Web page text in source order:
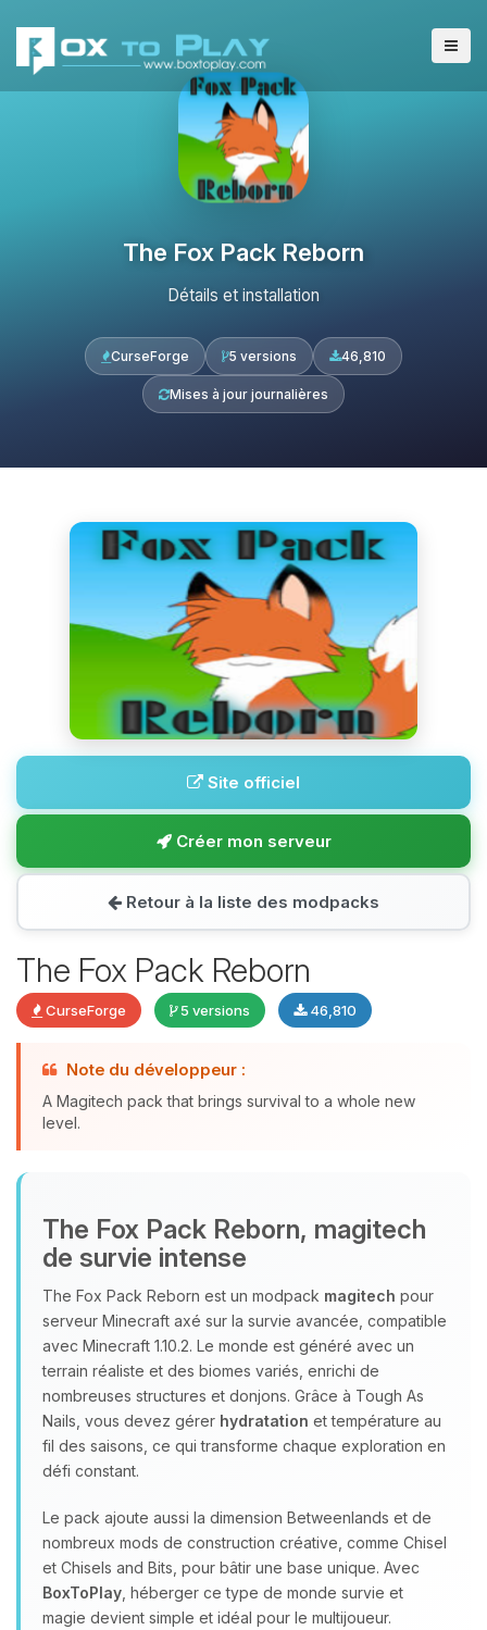
The Fox Pack Reborn
Détails et installation
CurseForge 5 versions 46,810
Mises à jour journalières
Site officiel
Créer mon serveur
Retour à la liste des modpacks
The Fox Pack Reborn
CurseForge 5 versions 46,810
Note du développeur :
A Magitech pack that brings survival to a whole new
level.
The Fox Pack Reborn, magitech
de survie intense
The Fox Pack Reborn est un modpack magitech pour
serveur Minecraft axé sur la survie avancée, compatible
avec Minecraft 1.10.2. Le monde est généré avec un
terrain réaliste et des biomes variés, enrichi de
nombreuses structures et donjons. Grâce à Tough As
Nails, vous devez gérer hydratation et température au
fil des saisons, ce qui transforme chaque exploration en
défi constant.
Le pack ajoute aussi la dimension Betweenlands et de
nombreux mods de construction créative, comme Chisel
et Chisels and Bits, pour bâtir une base unique. Avec
BoxToPlay , héberger ce type de monde survie et
magie devient simple et idéal pour le multijoueur.
petits circuits pour t’aider.
09/08/2026 à 10:28